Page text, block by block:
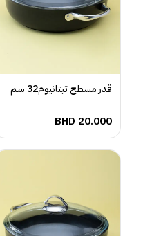
قدر مسطح تيتانيوم32 سم
BHD 20.000